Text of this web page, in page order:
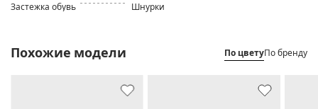
Застежка обувь
Шнурки
Похожие модели По цветуПо бренду